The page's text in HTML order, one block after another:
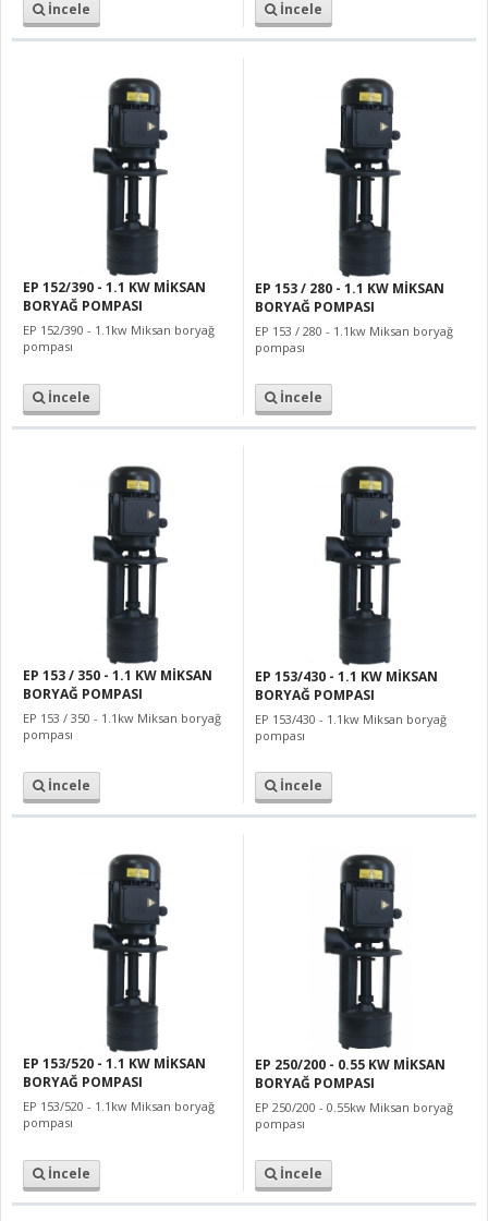
İncele İncele
EP 152/390 - 1.1 KW MİKSAN
BORYAĞ POMPASI
EP 152/390 - 1.1kw Miksan boryağ
pompası
İncele
EP 153 / 280 - 1.1 KW MİKSAN
BORYAĞ POMPASI
EP 153 / 280 - 1.1kw Miksan boryağ
pompası
İncele
EP 153 / 350 - 1.1 KW MİKSAN
BORYAĞ POMPASI
EP 153 / 350 - 1.1kw Miksan boryağ
pompası
İncele
EP 153/430 - 1.1 KW MİKSAN
BORYAĞ POMPASI
EP 153/430 - 1.1kw Miksan boryağ
pompası
İncele
EP 153/520 - 1.1 KW MİKSAN
BORYAĞ POMPASI
EP 153/520 - 1.1kw Miksan boryağ
pompası
İncele
EP 250/200 - 0.55 KW MİKSAN
BORYAĞ POMPASI
EP 250/200 - 0.55kw Miksan boryağ
pompası
İncele